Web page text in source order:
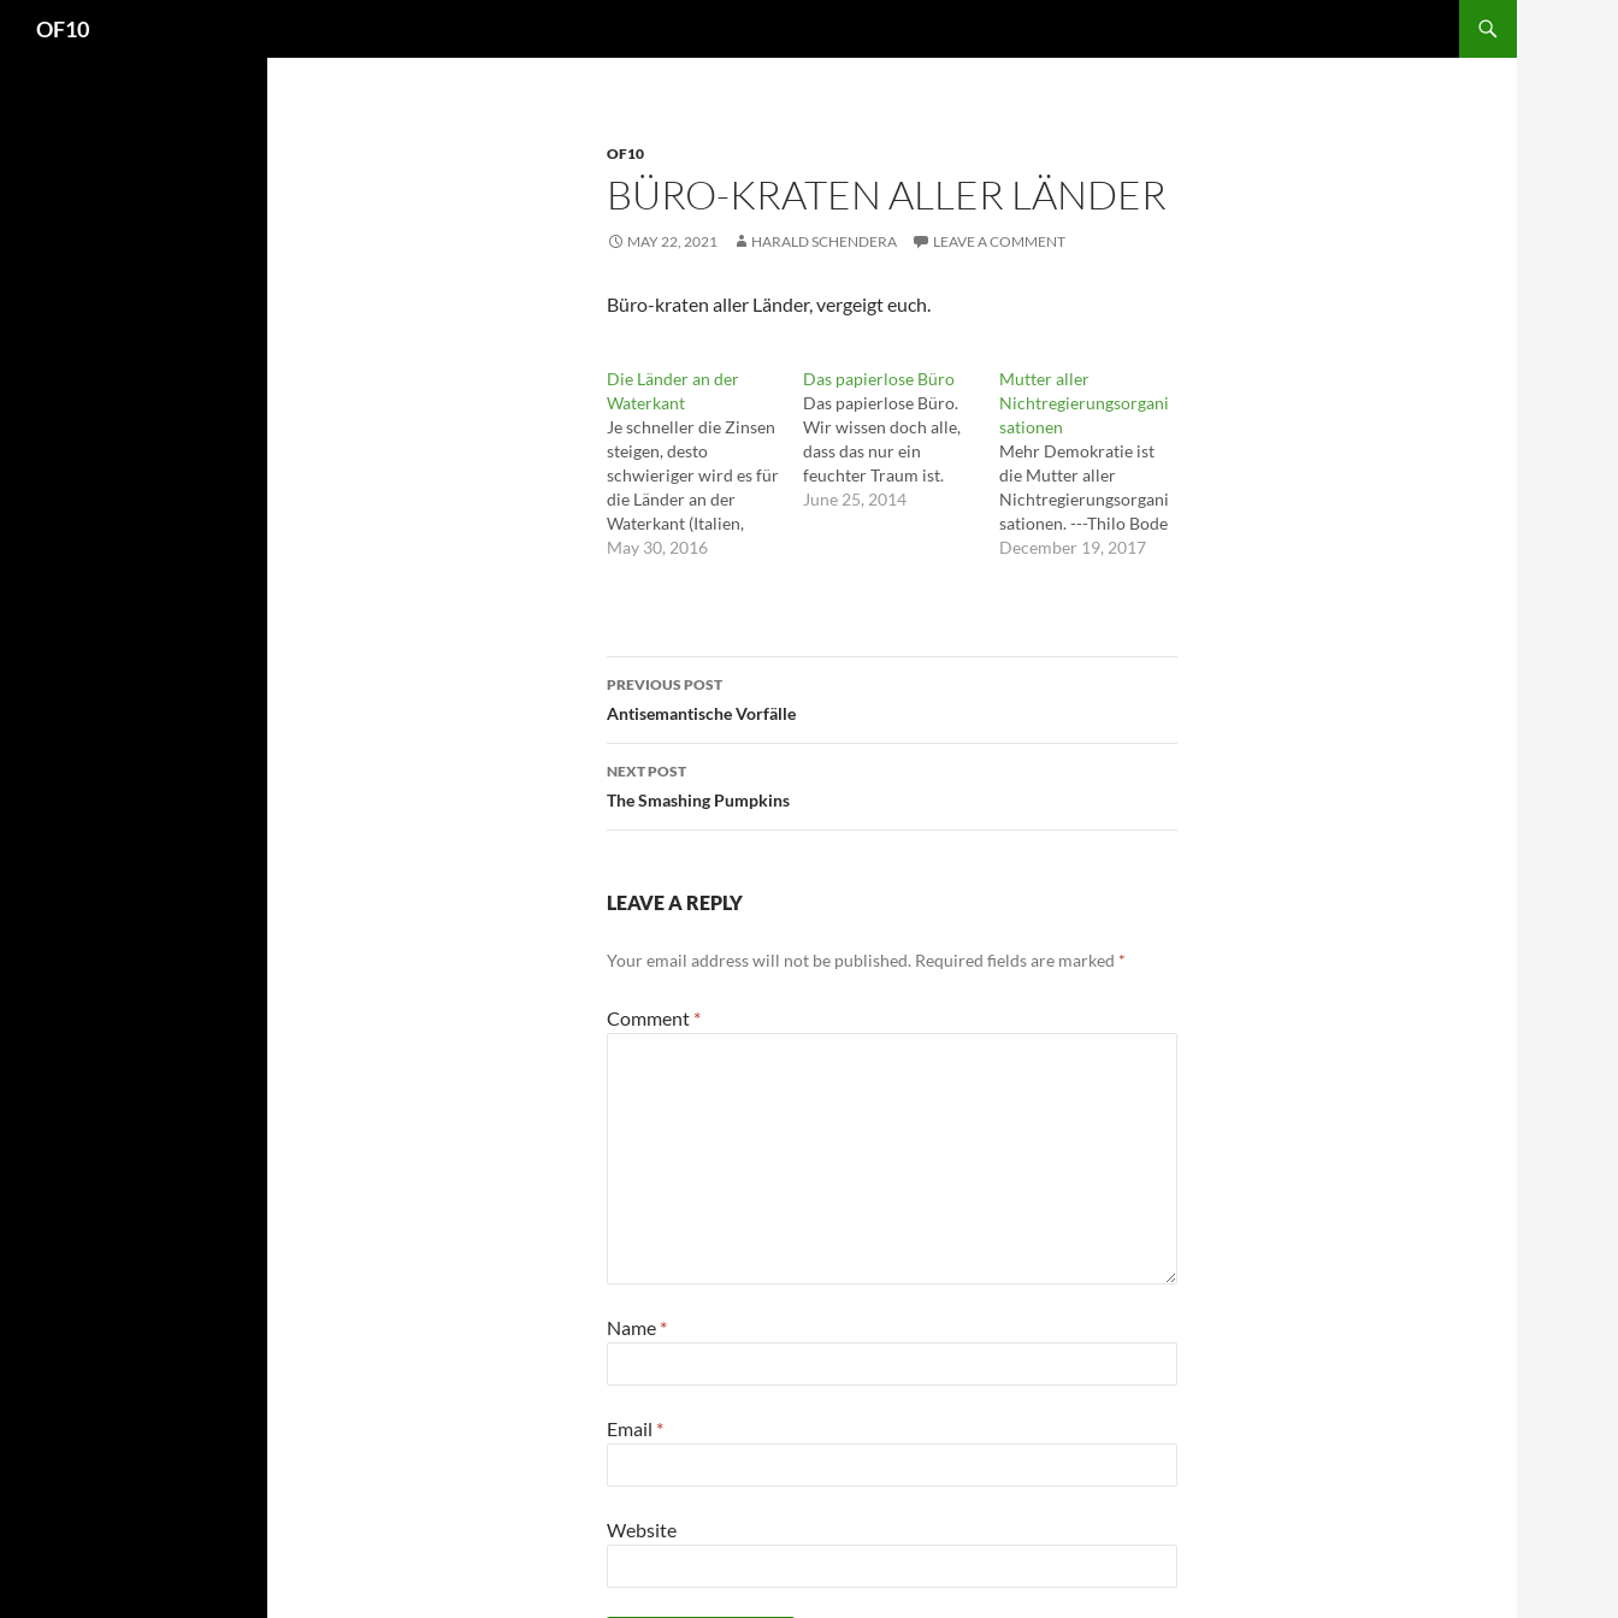
OF10
OF10
BÜRO-KRATEN ALLER LÄNDER
MAY 22, 2021 HARALD SCHENDERA LEAVE A COMMENT
Büro-kraten aller Länder, vergeigt euch.
Die Länder an der
Waterkant
Je schneller die Zinsen
steigen, desto
schwieriger wird es für
die Länder an der
Waterkant (Italien,
Portugal, Zypern,
May 30, 2016
Das papierlose Büro
Das papierlose Büro.
Wir wissen doch alle,
dass das nur ein
feuchter Traum ist.
June 25, 2014
Mutter aller
Nichtregierungsorgani
sationen
Mehr Demokratie ist
die Mutter aller
Nichtregierungsorgani
sationen. ---Thilo Bode
December 19, 2017
Post
navigation
PREVIOUS POST
Antisemantische Vorfälle
NEXT POST
The Smashing Pumpkins
LEAVE A REPLY
Your email address will not be published. Required fields are marked *
Comment *
Name *
Email *
Website